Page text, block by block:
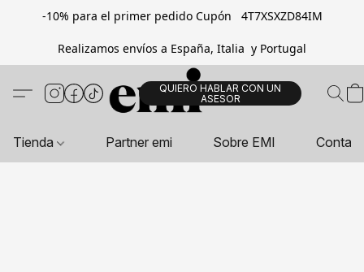
-10% para el primer pedido Cupón 4T7XSXZD84IM
Realizamos envíos a España, Italia y Portugal
QUIERO HABLAR CON UN
ASESOR
Tienda Partner emi Sobre EMI